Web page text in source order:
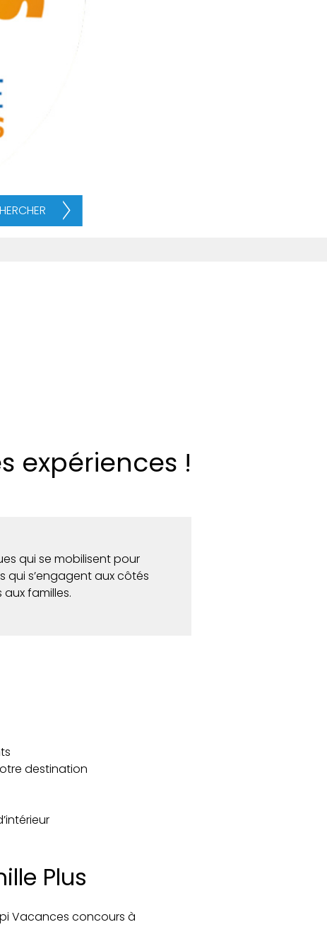
expériences !
qui se mobilisent pour
qui s’engagent aux côtés
familles.
destination
Plus
Vacances concours à